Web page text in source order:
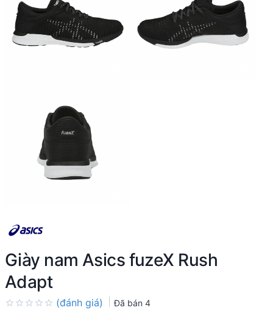
Giày nam Asics fuzeX Rush
Adapt
(đánh giá) Đã bán 4